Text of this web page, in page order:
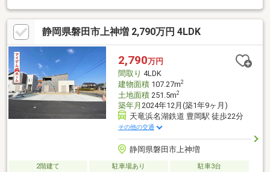
壁洗浄。☆玄関にはシューズクロークが有り収納豊富です♪☆LDK
は23帖と広々スペース！リビングにはワイドタイプのテレビボー
ド設置、壁面は装飾パネルでおしゃれにアレンジ♪大開口窓からは
日の光がサンサンと差し込みます♪☆キッチンはアイランドキッ
チン、大型の食器棚も設置、パントリーも有り収納充実してます
♪☆1階に書斎スペースあり、ワークスペースや、雨の日には室内
干しスペースにも使えそうです♪
静岡県磐田市上神増 2,790万円 4LDK
2,790万円
間取り 4LDK
建物面積107.27m2
土地面積251.5m2
築年月 2024年12月(築1年9ヶ月)
天竜浜名湖鉄道 豊岡駅 徒歩22分
その他の交通
静岡県磐田市上神増
2階建て 駐車場あり
駐車3台